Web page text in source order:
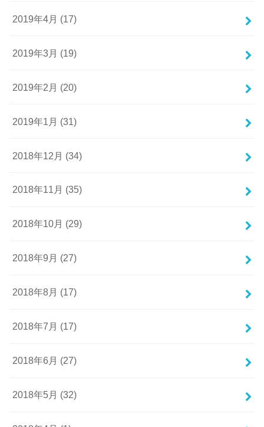
2019年4月 (17)
2019年3月 (19)
2019年2月 (20)
2019年1月 (31)
2018年12月 (34)
2018年11月 (35)
2018年10月 (29)
2018年9月 (27)
2018年8月 (17)
2018年7月 (17)
2018年6月 (27)
2018年5月 (32)